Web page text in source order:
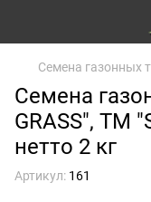
Семена газонных
Семена
GRASS", ТМ
нетто 2 кг
Артикул: 161